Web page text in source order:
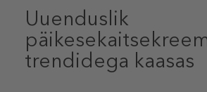
Uuenduslik
trendidega kaasas